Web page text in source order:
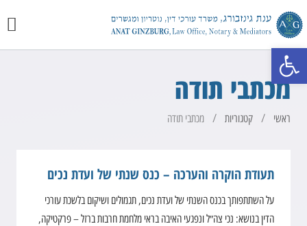
מכתבי תודה
ראשי / קטגוריות / מכתבי תודה
תעודת הוקרה והערכה – כנס שנתי של ועדת נכים
על השתתפותך בכנס השנתי של ועדת נכים, תגמולים ושיקום בלשכת עורכי
הדין בנושא: נכי צה״ל ונפגעי האיבה בראי מלחמת חרבות ברזל – פרקטיקה,
פתח סרגל נגישות